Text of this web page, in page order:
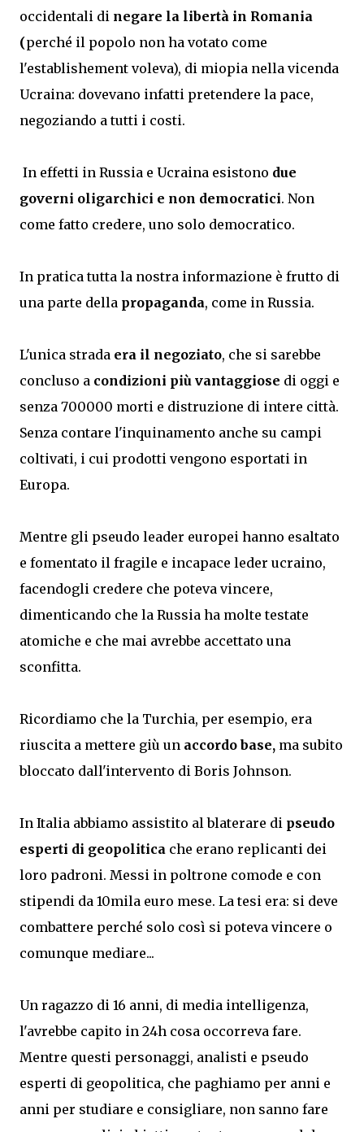
occidentali di negare la libertà in Romania
(perché il popolo non ha votato come
l'establishement voleva), di miopia nella vicenda
Ucraina: dovevano infatti pretendere la pace,
negoziando a tutti i costi.
In effetti in Russia e Ucraina esistono due
governi oligarchici e non democratici. Non
come fatto credere, uno solo democratico.
In pratica tutta la nostra informazione è frutto di
una parte della propaganda, come in Russia.
L'unica strada era il negoziato, che si sarebbe
concluso a condizioni più vantaggiose di oggi e
senza 700000 morti e distruzione di intere città.
Senza contare l'inquinamento anche su campi
coltivati, i cui prodotti vengono esportati in
Europa.
Mentre gli pseudo leader europei hanno esaltato
e fomentato il fragile e incapace leder ucraino,
facendogli credere che poteva vincere,
dimenticando che la Russia ha molte testate
atomiche e che mai avrebbe accettato una
sconfitta.
Ricordiamo che la Turchia, per esempio, era
riuscita a mettere giù un accordo base, ma subito
bloccato dall'intervento di Boris Johnson.
In Italia abbiamo assistito al blaterare di pseudo
esperti di geopolitica che erano replicanti dei
loro padroni. Messi in poltrone comode e con
stipendi da 10mila euro mese. La tesi era: si deve
combattere perché solo così si poteva vincere o
comunque mediare...
Un ragazzo di 16 anni, di media intelligenza,
l'avrebbe capito in 24h cosa occorreva fare.
Mentre questi personaggi, analisti e pseudo
esperti di geopolitica, che paghiamo per anni e
anni per studiare e consigliare, non sanno fare